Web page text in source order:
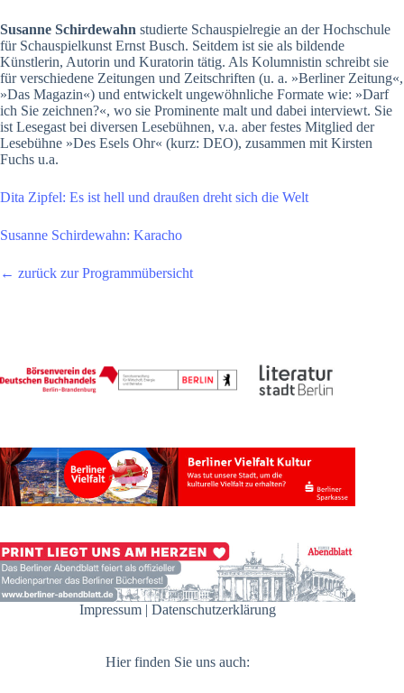
Susanne Schirdewahn studierte Schauspielregie an der Hochschule
für Schauspielkunst Ernst Busch. Seitdem ist sie als bildende
Künstlerin, Autorin und Kuratorin tätig. Als Kolumnistin schreibt sie
für verschiedene Zeitungen und Zeitschriften (u. a. »Berliner Zeitung«,
»Das Magazin«) und entwickelt ungewöhnliche Formate wie: »Darf
ich Sie zeichnen?«, wo sie Prominente malt und dabei interviewt. Sie
ist Lesegast bei diversen Lesebühnen, v.a. aber festes Mitglied der
Lesebühne »Des Esels Ohr« (kurz: DEO), zusammen mit Kirsten
Fuchs u.a.
Dita Zipfel: Es ist hell und draußen dreht sich die Welt
Susanne Schirdewahn: Karacho
← zurück zur Programmübersicht
Impressum |Datenschutzerklärung
Hier finden Sie uns auch: